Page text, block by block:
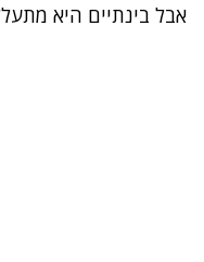
אבל בינתיים היא